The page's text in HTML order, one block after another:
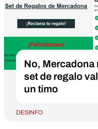
No, Mercadona
set de regalo
un timo
DESINFO